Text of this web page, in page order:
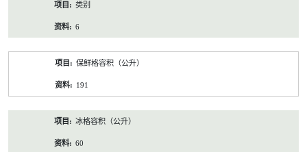
类别
6
保鲜格容积（公升）
191
冰格容积（公升）
60